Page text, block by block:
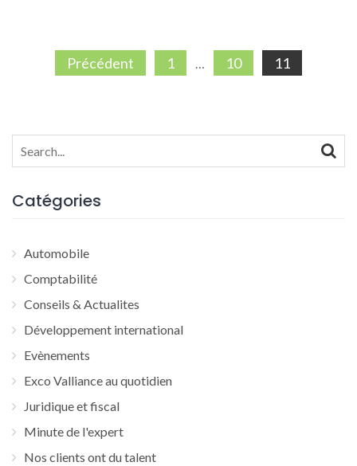
Pagination
publications
Précédent 1 … 10 11
Search
for:
Catégories
Automobile
Comptabilité
Conseils & Actualites
Développement international
Evènements
Exco Valliance au quotidien
Juridique et fiscal
Minute de l'expert
Nos clients ont du talent